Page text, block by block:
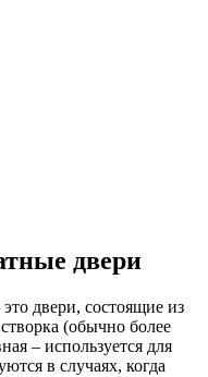
двери
двери, состоящие из
(обычно более
– используется для
в случаях, когда